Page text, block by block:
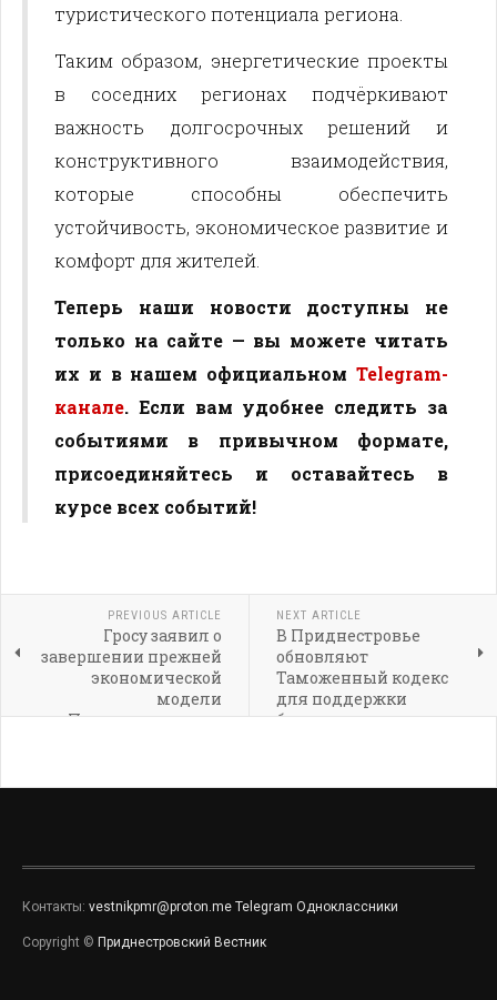
туристического потенциала региона.
Таким образом, энергетические проекты
в соседних регионах подчёркивают
важность долгосрочных решений и
конструктивного взаимодействия,
которые способны обеспечить
устойчивость, экономическое развитие и
комфорт для жителей.
Теперь наши новости доступны не
только на сайте — вы можете читать
их и в нашем официальном Telegram-
канале. Если вам удобнее следить за
событиями в привычном формате,
присоединяйтесь и оставайтесь в
курсе всех событий!
PREVIOUS ARTICLE
Гросу заявил о
завершении прежней
экономической
модели
Приднестровья на
NEXT ARTICLE
В Приднестровье
обновляют
Таможенный кодекс
для поддержки
бизнеса
Контакты: vestnikpmr@proton.me Telegram Одноклассники
Copyright © Приднестровский Вестник